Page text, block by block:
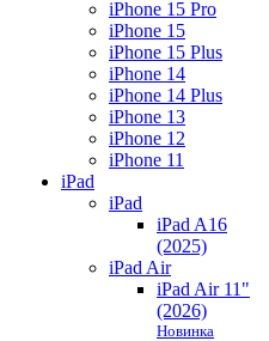
iPhone 15 Pro
iPhone 15
iPhone 15 Plus
iPhone 14
iPhone 14 Plus
iPhone 13
iPhone 12
iPhone 11
iPad
iPad
iPad A16
(2025)
iPad Air
iPad Air 11"
(2026)
Новинка